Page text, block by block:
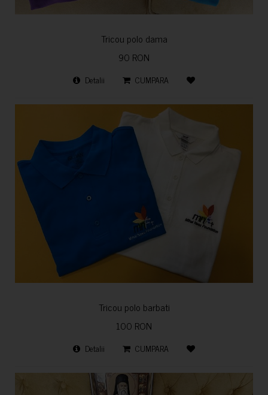
Tricou polo dama
90 RON
Detalii CUMPARA
Tricou polo barbati
100 RON
Detalii CUMPARA